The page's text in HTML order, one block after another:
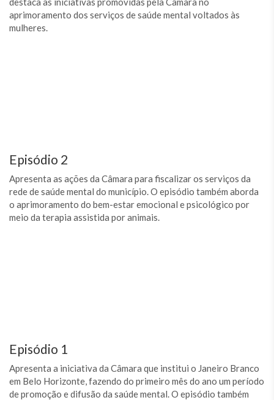
aprimoramento dos serviços de saúde mental voltados às
mulheres.
Episódio 2
Apresenta as ações da Câmara para fiscalizar os serviços da
rede de saúde mental do município. O episódio também aborda
o aprimoramento do bem-estar emocional e psicológico por
meio da terapia assistida por animais.
Episódio 1
Apresenta a iniciativa da Câmara que institui o Janeiro Branco
em Belo Horizonte, fazendo do primeiro mês do ano um período
de promoção e difusão da saúde mental. O episódio também